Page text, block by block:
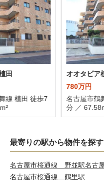
田
線 植田 徒歩7
オオタピア
780万円
名古屋市鶴
分 ／
最寄りの駅から物件を探す
名古屋市桜通線 野並駅名古
名古屋市桜通線 鶴里駅